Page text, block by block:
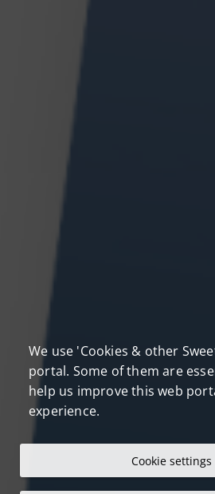
We use 'Cookies & other
portal. Some of them are
help us improve this web
experience.
Cookie settings